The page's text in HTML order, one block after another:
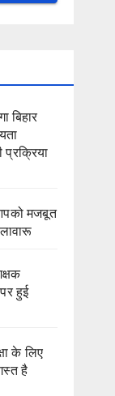
बिहार
मजबूत
हुई
के लिए
है